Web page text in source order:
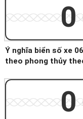
Ý nghĩa biển số xe
theo phong thủy